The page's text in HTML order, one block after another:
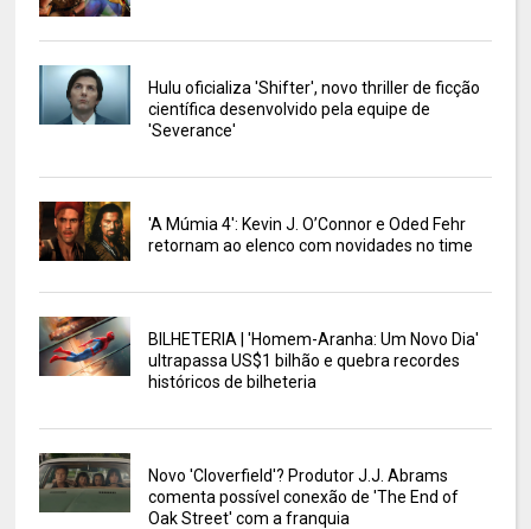
Hulu oficializa 'Shifter', novo thriller de ficção
científica desenvolvido pela equipe de
'Severance'
'A Múmia 4': Kevin J. O’Connor e Oded Fehr
retornam ao elenco com novidades no time
BILHETERIA | 'Homem-Aranha: Um Novo Dia'
ultrapassa US$1 bilhão e quebra recordes
históricos de bilheteria
Novo 'Cloverfield'? Produtor J.J. Abrams
comenta possível conexão de 'The End of
Oak Street' com a franquia